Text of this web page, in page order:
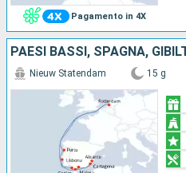
Pagamento in 4X
Nieuw Statendam 15 g